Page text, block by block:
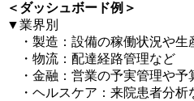
＜ダッシュボード例＞​
▼業界別​
・製造：設備の稼働状況や生
・物流：配達経路管理など​
・金融：営業の予実管理や予
・ヘルスケア：来院患者分析